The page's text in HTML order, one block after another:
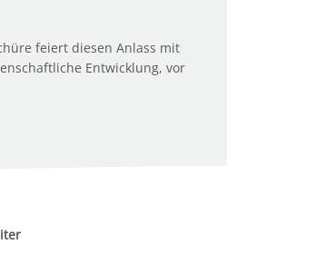
feiert diesen Anlass mit
Entwicklung, vor